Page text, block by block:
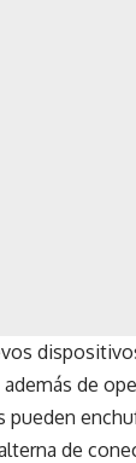
además de
pueden
de